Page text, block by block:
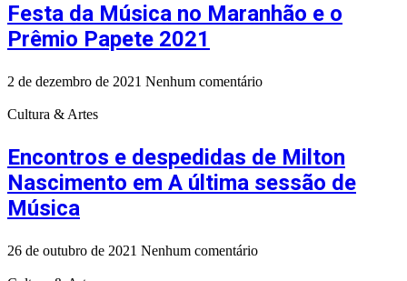
Festa da Música no Maranhão e o
Prêmio Papete 2021
2 de dezembro de 2021 Nenhum comentário
Cultura & Artes
Encontros e despedidas de Milton
Nascimento em A última sessão de
Música
26 de outubro de 2021 Nenhum comentário